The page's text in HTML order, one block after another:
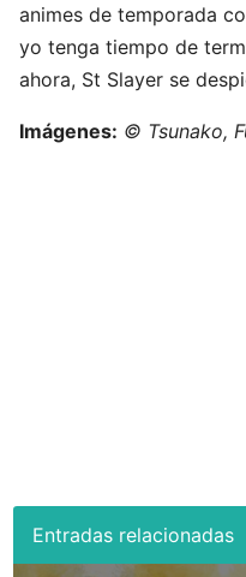
animes de temporada
yo tenga tiempo de
ahora, St Slayer se
Imágenes: © Tsunako,